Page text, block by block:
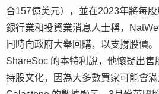
合157億美元），並在2023年將每股
銀行業和投資業消息人士稱，
同時向政府大舉回購，以支撐股價。
ShareSoc 的本特利說，他懷疑出售
持股文化，因為大多數買家可能會滿